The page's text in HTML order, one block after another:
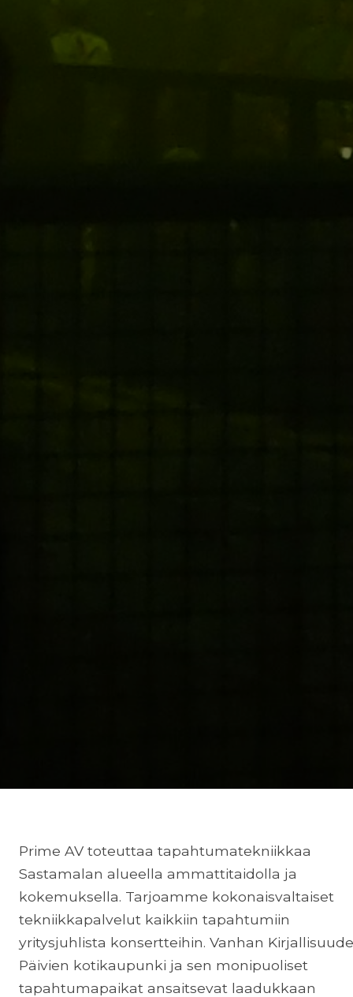
Prime AV toteuttaa tapahtumatekniikkaa
Sastamalan alueella ammattitaidolla ja
kokemuksella. Tarjoamme kokonaisvaltaiset
tekniikkapalvelut kaikkiin tapahtumiin
yritysjuhlista konsertteihin. Vanhan
Päivien kotikaupunki ja sen monipuoliset
tapahtumapaikat ansaitsevat laadukkaan